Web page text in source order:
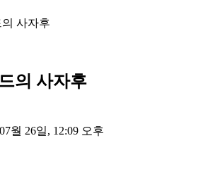
사자후
의 사자후
월 26일, 12:09 오후